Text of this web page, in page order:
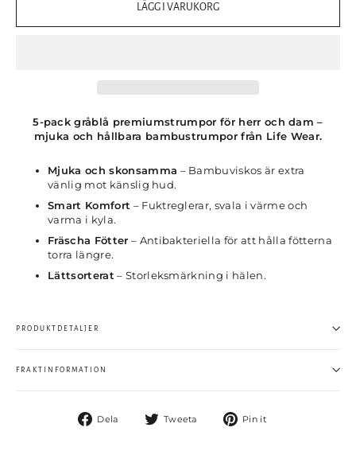
LÄGG I VARUKORG
5-pack gråblå premiumstrumpor för herr och dam –
mjuka och hållbara bambustrumpor från Life Wear.
Mjuka och skonsamma – Bambuviskos är extra
vänlig mot känslig hud.
Smart Komfort – Fuktreglerar, svala i värme och
varma i kyla.
Fräscha Fötter – Antibakteriella för att hålla fötterna
torra längre.
Lättsorterat – Storleksmärkning i hälen.
PRODUKTDETALJER
FRAKTINFORMATION
Dela
Dela
Tweeta Pin it